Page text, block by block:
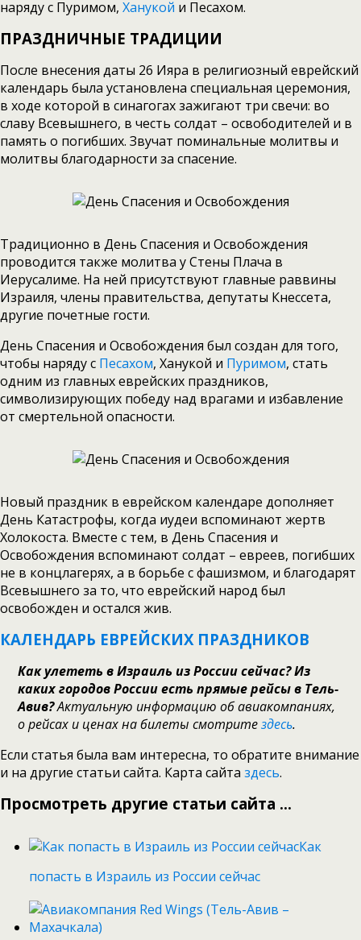
наряду с Пуримом, Ханукой и Песахом.
ПРАЗДНИЧНЫЕ ТРАДИЦИИ
После внесения даты 26 Ияра в религиозный еврейский
календарь была установлена специальная церемония,
в ходе которой в синагогах зажигают три свечи: во
славу Всевышнего, в честь солдат – освободителей и в
память о погибших. Звучат поминальные молитвы и
молитвы благодарности за спасение.
Традиционно в День Спасения и Освобождения
проводится также молитва у Стены Плача в
Иерусалиме. На ней присутствуют главные раввины
Израиля, члены правительства, депутаты Кнессета,
другие почетные гости.
День Спасения и Освобождения был создан для того,
чтобы наряду с Песахом, Ханукой и Пуримом, стать
одним из главных еврейских праздников,
символизирующих победу над врагами и избавление
от смертельной опасности.
Новый праздник в еврейском календаре дополняет
День Катастрофы, когда иудеи вспоминают жертв
Холокоста. Вместе с тем, в День Спасения и
Освобождения вспоминают солдат – евреев, погибших
не в концлагерях, а в борьбе с фашизмом, и благодарят
Всевышнего за то, что еврейский народ был
освобожден и остался жив.
КАЛЕНДАРЬ ЕВРЕЙСКИХ ПРАЗДНИКОВ
Как улететь в Израиль из России сейчас? Из
каких городов России есть прямые рейсы в Тель-
Авив?Актуальную информацию об авиакомпаниях,
о рейсах и ценах на билеты смотритездесь.
Если статья была вам интересна, то обратите внимание
и на другие статьи сайта. Карта сайта здесь.
Просмотреть другие статьи сайта ...
Как
попасть в Израиль из России сейчас